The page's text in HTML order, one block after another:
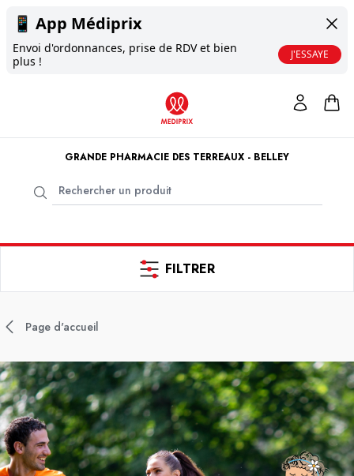
📱 App Médiprix
Envoi d'ordonnances, prise de RDV et bien
plus !
J'ESSAYE
GRANDE PHARMACIE DES TERREAUX - BELLEY
FILTRER
Page d'accueil